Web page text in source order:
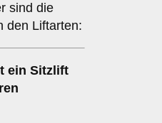
sind die
den Liftarten:
ein Sitzlift